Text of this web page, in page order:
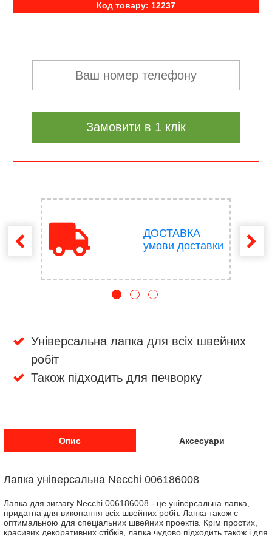
Код товару: 12237
Замовити в 1 клік
ДОСТАВКА
умови доставки
Універсальна лапка для всіх швейних
робіт
Також підходить для печворку
Опис Аксесуари
Лапка універсальна Necchi 006186008
Лапка для зигзагу Necchi 006186008 - це універсальна лапка,
придатна для виконання всіх швейних робіт. Лапка також є
оптимальною для спеціальних швейних проектів. Крім простих,
красивих декоративних стібків, лапка чудово підходить також і для